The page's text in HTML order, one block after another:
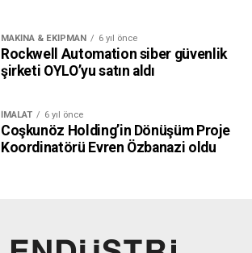
MAKINA & EKIPMAN 6 yıl önce
Rockwell Automation siber güvenlik
şirketi OYLO’yu satın aldı
İMALAT 6 yıl önce
Coşkunöz Holding’in Dönüşüm Proje
Koordinatörü Evren Özbanazi oldu